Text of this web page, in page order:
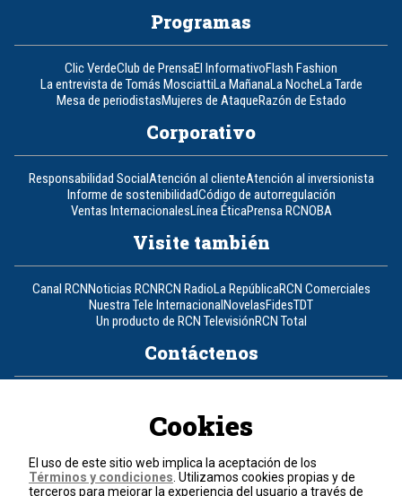
Programas
Clic VerdeClub de PrensaEl InformativoFlash Fashion
La entrevista de Tomás MosciattiLa MañanaLa NocheLa Tarde
Mesa de periodistasMujeres de AtaqueRazón de Estado
Corporativo
Responsabilidad SocialAtención al clienteAtención al inversionista
Informe de sostenibilidadCódigo de autorregulación
Ventas InternacionalesLínea ÉticaPrensa RCNOBA
Visite también
Canal RCNNoticias RCNRCN RadioLa RepúblicaRCN Comerciales
Nuestra Tele InternacionalNovelasFidesTDT
Un producto de RCN TelevisiónRCN Total
Contáctenos
Política de cookies
Términos y condiciones
Cookies
El uso de este sitio web implica la aceptación de los
Términos y condiciones . Utilizamos cookies propias y de
terceros para mejorar la experiencia del usuario a través de